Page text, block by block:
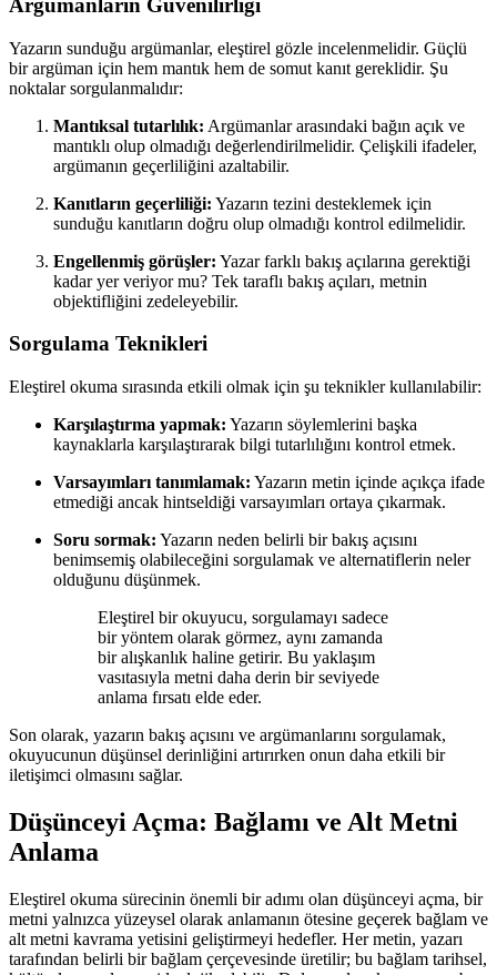
Argümanların Güvenilirliği
Yazarın sunduğu argümanlar, eleştirel gözle incelenmelidir. Güçlü
bir argüman için hem mantık hem de somut kanıt gereklidir. Şu
noktalar sorgulanmalıdır:
Mantıksal tutarlılık: Argümanlar arasındaki bağın açık ve
mantıklı olup olmadığı değerlendirilmelidir. Çelişkili ifadeler,
argümanın geçerliliğini azaltabilir.
Kanıtların geçerliliği: Yazarın tezini desteklemek için
sunduğu kanıtların doğru olup olmadığı kontrol edilmelidir.
Engellenmiş görüşler: Yazar farklı bakış açılarına gerektiği
kadar yer veriyor mu? Tek taraflı bakış açıları, metnin
objektifliğini zedeleyebilir.
Sorgulama Teknikleri
Eleştirel okuma sırasında etkili olmak için şu teknikler kullanılabilir:
Karşılaştırma yapmak: Yazarın söylemlerini başka
kaynaklarla karşılaştırarak bilgi tutarlılığını kontrol etmek.
Varsayımları tanımlamak: Yazarın metin içinde açıkça ifade
etmediği ancak hintseldiği varsayımları ortaya çıkarmak.
Soru sormak: Yazarın neden belirli bir bakış açısını
benimsemiş olabileceğini sorgulamak ve alternatiflerin neler
olduğunu düşünmek.
Eleştirel bir okuyucu, sorgulamayı sadece
bir yöntem olarak görmez, aynı zamanda
bir alışkanlık haline getirir. Bu yaklaşım
vasıtasıyla metni daha derin bir seviyede
anlama fırsatı elde eder.
Son olarak, yazarın bakış açısını ve argümanlarını sorgulamak,
okuyucunun düşünsel derinliğini artırırken onun daha etkili bir
iletişimci olmasını sağlar.
Düşünceyi Açma: Bağlamı ve Alt Metni
Anlama
Eleştirel okuma sürecinin önemli bir adımı olan düşünceyi açma, bir
metni yalnızca yüzeysel olarak anlamanın ötesine geçerek bağlam ve
alt metni kavrama yetisini geliştirmeyi hedefler. Her metin, yazarı
tarafından belirli bir bağlam çerçevesinde üretilir; bu bağlam tarihsel,